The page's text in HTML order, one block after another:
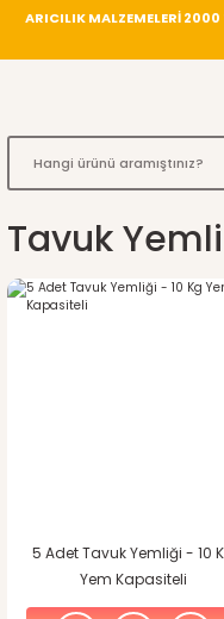
ARICILIK MALZEMELERİ 2000
Tavuk
5 Adet Tavuk Yemliği - 10
Yem Kapasiteli